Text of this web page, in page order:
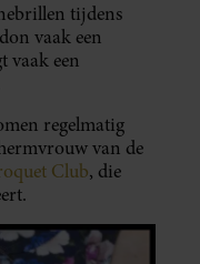
tijdens
vaak een
vaak een
regelmatig
van de
Club, die